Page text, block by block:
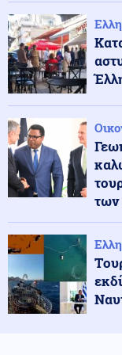
Υεμένη:
Χούθι
ΗΠΑ
Κόσμος
Επίδειξη
Κοινωνία
Φωτιά σε
των